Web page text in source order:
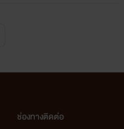
ช่องทางติดต่อ